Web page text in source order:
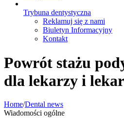
Trybuna dentystyczna
Reklamuj się z nami
Biuletyn Informacyjny
Kontakt
Powrót stażu
dla lekarzy i
Home/Dental news
Wiadomości ogólne